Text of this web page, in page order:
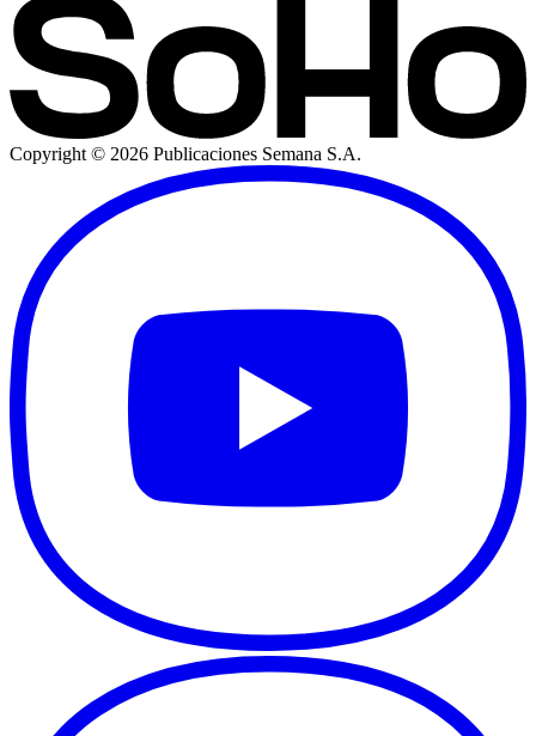
Copyright © 2026 Publicaciones Semana S.A.